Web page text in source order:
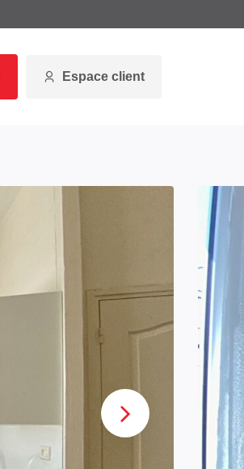
Espace client